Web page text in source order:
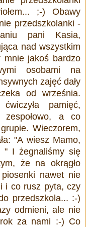
;-) Obawy
przedszkolanki -
pani Kasia,
nad wszystkim
jakoś bardzo
osobami na
zajęć dały
od września.
pamięć,
zespołowo, a co
Wieczorem,
"A wiesz Mamo,
" I żegnaliśmy się
że na okrągło
nawet nie
i co rusz pyta, czy
przedszkola... :-)
odmieni, ale nie
za nami :-) Co